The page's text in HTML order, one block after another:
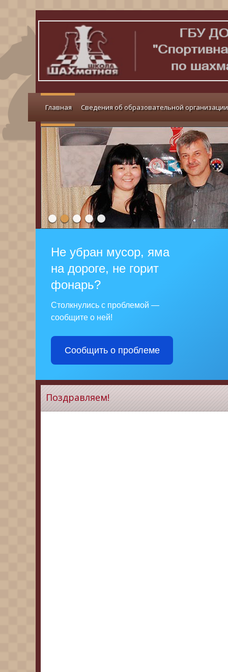
Главная Сведения об образовательной организации
Не убран мусор, яма
на дороге, не горит
фонарь?
Столкнулись с проблемой —
сообщите о ней!
Сообщить о проблеме
Поздравляем!